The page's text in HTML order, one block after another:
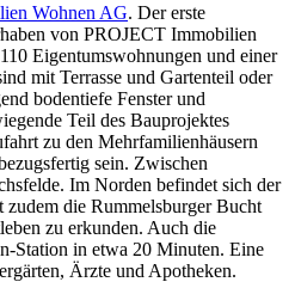
Wohnen AG. Der erste
von PROJECT Immobilien
Eigentumswohnungen und einer
mit Terrasse und Gartenteil oder
bodentiefe Fenster und
Teil des Bauprojektes
zu den Mehrfamilienhäusern
sein. Zwischen
Im Norden befindet sich der
die Rummelsburger Bucht
zu erkunden. Auch die
Station in etwa 20 Minuten. Eine
Ärzte und Apotheken.